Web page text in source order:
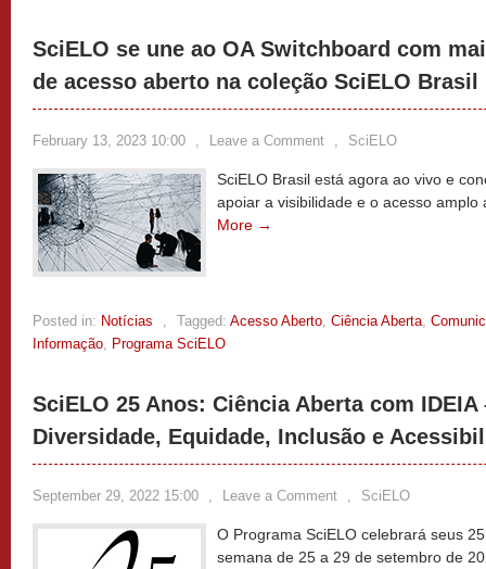
SciELO se une ao OA Switchboard com
de acesso aberto na coleção SciELO Brasil
February 13, 2023 10:00 , Leave a Comment , SciELO
SciELO Brasil está agora ao vivo e
apoiar a visibilidade e o acesso
More →
Posted in: Notícias , Tagged: Acesso Aberto, Ciência Aberta,
Informação, Programa SciELO
SciELO 25 Anos: Ciência Aberta com IDEIA
Diversidade, Equidade, Inclusão e
September 29, 2022 15:00 , Leave a Comment , SciELO
O Programa SciELO celebrará seus
semana de 25 a 29 de setembro de